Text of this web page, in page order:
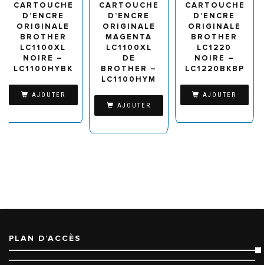
CARTOUCHE
D’ENCRE
ORIGINALE
BROTHER
LC1100XL
NOIRE –
LC1100HYBK
AJOUTER
CARTOUCHE
D’ENCRE
ORIGINALE
MAGENTA
LC1100XL
DE
BROTHER –
LC1100HYM
AJOUTER
CARTOUCHE
D’ENCRE
ORIGINALE
BROTHER
LC1220
NOIRE –
LC1220BKBP
AJOUTER
PLAN D’ACCÈS